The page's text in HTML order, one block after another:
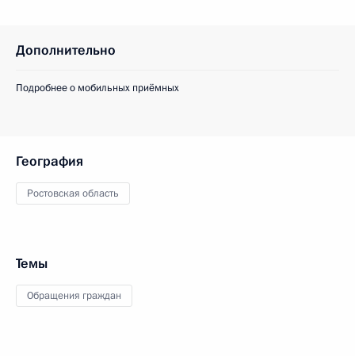
Дополнительно
Подробнее о мобильных приёмных
География
Ростовская область
Темы
Обращения граждан